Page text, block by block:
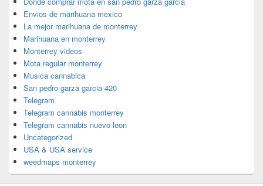
Envios de marihuana mexico
La mejor marihuana de monterrey
Marihuana en monterrey
Monterrey videos
Mota regular monterrey
Musica cannabica
San pedro garza garcia 420
Telegram
Telegram cannabis monterrey
Telegram cannabis nuevo leon
Uncategorized
USA & USA service
weedmaps monterrey